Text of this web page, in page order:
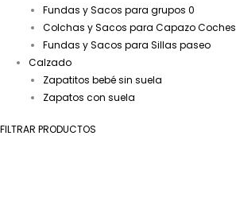
Fundas y Sacos para grupos 0
Colchas y Sacos para Capazo Coches
Fundas y Sacos para Sillas paseo
Calzado
Zapatitos bebé sin suela
Zapatos con suela
FILTRAR PRODUCTOS